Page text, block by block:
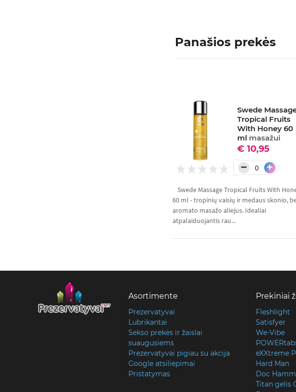
Panašios prekės
Swede
Tropical Fruits
With Honey 60
ml masažui
€ 10,95
− +
Swede Massage Tropical Fruits With
60 ml - tropinių vaisių ir medaus skonio,
aromato masažo aliejus. Idealiai
atpalaiduojantis rau...
Asortimente
Prezervatyvai
Lubrikantai
Sekso prekės ir žaislai
suaugusiems
Prezervatyvai pigiau su akcija
Google atsiliepimai
Pristatymas
Prekiniai
Fleshlight
Satisfyer
We-Vibe
eXXtreme
Hard Man
Doc
Titan gelis